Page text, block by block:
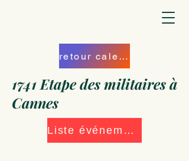
retour calendrier
1741 Etape des militaires à
Cannes
Liste événements